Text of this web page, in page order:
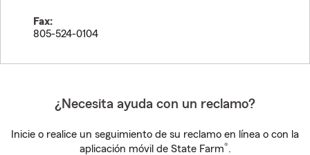
Fax:
805-524-0104
¿Necesita ayuda con un reclamo?
Inicie o realice un seguimiento de su reclamo en línea o con la
aplicación móvil de State Farm®.